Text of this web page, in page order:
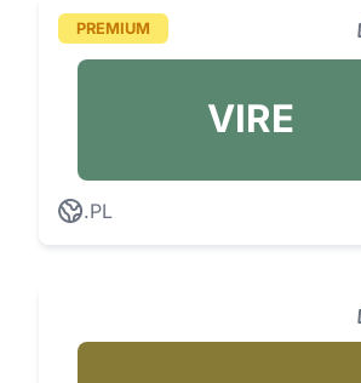
PREMIUM
VIRE
.PL